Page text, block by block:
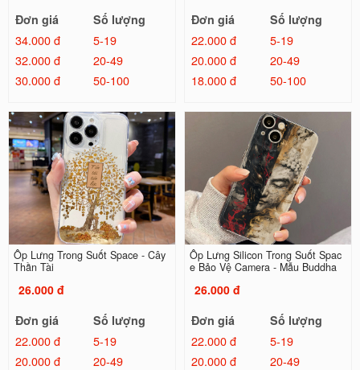
Đơn giá
Số lượng
34.000 đ
5-19
32.000 đ
20-49
30.000 đ
50-100
Đơn giá
Số lượng
22.000 đ
5-19
20.000 đ
20-49
18.000 đ
50-100
Ốp Lưng Trong Suốt Space - Cây
Thần Tài
26.000 đ
Đơn giá
Số lượng
22.000 đ
5-19
20.000 đ
20-49
Ốp Lưng Silicon Trong Suốt Spac
e Bảo Vệ Camera - Mẫu Buddha
26.000 đ
Đơn giá
Số lượng
22.000 đ
5-19
20.000 đ
20-49